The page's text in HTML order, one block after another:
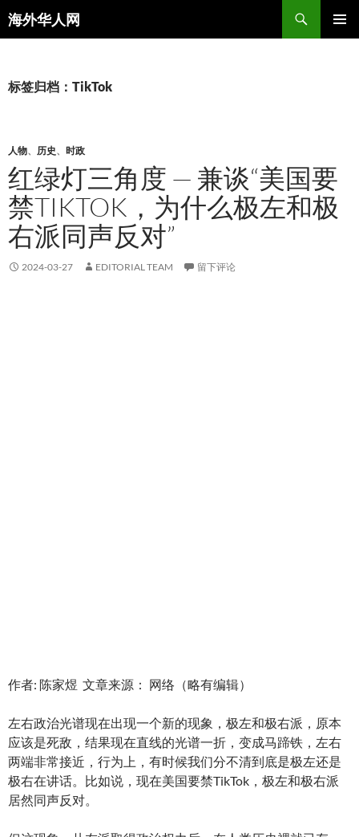
海外华人网
搜
索
文
标签归档：TikTok
人物、 历史、 时政
红绿灯三角度 — 兼谈“美国要
禁TIKTOK，为什么极左和极
右派同声反对”
2024-03-27 EDITORIAL TEAM 留下评论
作者: 陈家煜 文章来源： 网络（略有编辑）
左右政治光谱现在出现一个新的现象，极左和极右派，原本
应该是死敌，结果现在直线的光谱一折，变成马蹄铁，左右
两端非常接近，行为上，有时候我们分不清到底是极左还是
极右在讲话。比如说，现在美国要禁TikTok，极左和极右派
居然同声反对。